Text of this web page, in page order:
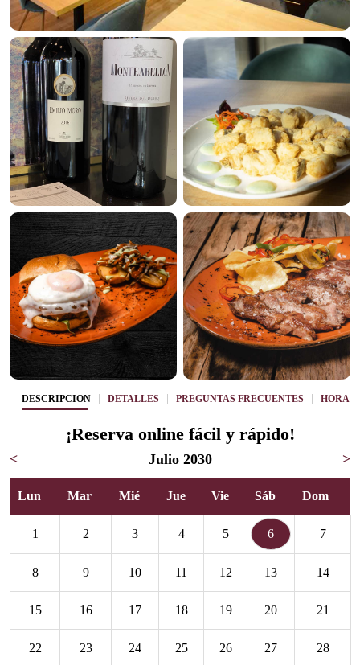
DESCRIPCIÓN DETALLES PREGUNTAS FRECUENTES
¡Reserva online fácil y rápido!
< Julio 2030 >
Lun Mar Mié Jue Vie Sáb Dom
1 2 3 4 5 6 7
8 9 10 11 12 13 14
15 16 17 18 19 20 21
22 23 24 25 26 27 28